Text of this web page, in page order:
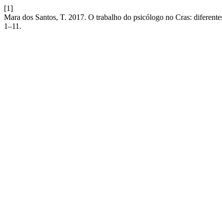
[1]
Mara dos Santos, T. 2017. O trabalho do psicólogo no Cras:
1–11.